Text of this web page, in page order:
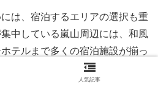
は、宿泊するエリアの選択も重
中している嵐山周辺には、和風
テルまで多くの宿泊施設が揃っ
に合った宿泊プランを選ぶこと
人気記事